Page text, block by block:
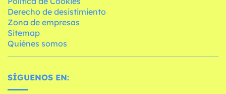
Derecho de desistimiento
Zona de empresas
Sitemap
Quiénes somos
SÍGUENOS EN: